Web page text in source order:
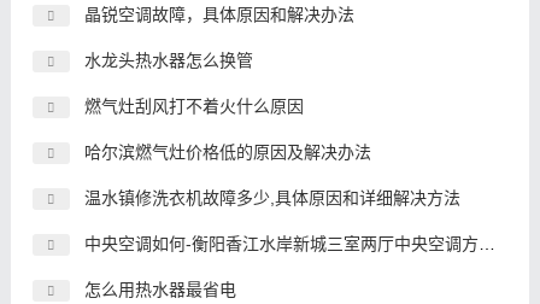
晶锐空调故障，具体原因和解决办法
水龙头热水器怎么换管
燃气灶刮风打不着火什么原因
哈尔滨燃气灶价格低的原因及解决办法
温水镇修洗衣机故障多少,具体原因和详细解决方法
中央空调如何-衡阳香江水岸新城三室两厅中央空调方案推荐
怎么用热水器最省电